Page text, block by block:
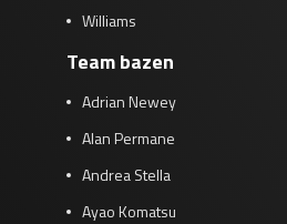
Williams
Team bazen
Adrian Newey
Alan Permane
Andrea Stella
Ayao Komatsu